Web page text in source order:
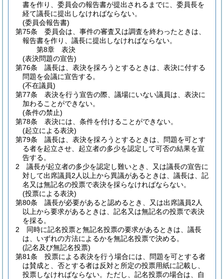
書を作り、委員会の報告書が提出されるまでに、委員長を
経て議長に提出しなければならない。
(委員会報告書)
第75条
委員会は、事件の審査又は調査を終わったときは、
報告書を作り、議長に提出しなければならない。
第8章
表決
(表決問題の宣告)
第76条
議長は、表決を採ろうとするときは、表決に付する
問題を会議に宣告する。
(不在議員)
第77条
表決を行う宣告の際、議場にいない議員は、表決に
加わることができない。
(条件の禁止)
第78条
表決には、条件を付けることができない。
(起立による表決)
第79条
議長は、表決を採ろうとするときは、問題を可とす
る者を起立させ、起立者の多少を認定して可否の結果を宣
告する。
2
議長が起立者の多少を認定し難いとき、又は議長の宣告に
対して出席議員2人以上から異議があるときは、議長は、記
名又は無記名の投票で表決を採らなければならない。
(投票による表決)
第80条
議長が必要があると認めるとき、又は出席議員2人
以上から要求があるときは、記名又は無記名の投票で表決
を採る。
2
同時に記名投票と無記名投票の要求があるときは、議長
は、いずれの方法によるかを無記名投票で決める。
(記名及び無記名投票)
第81条
投票による表決を行う場合には、問題を可とする者
は賛成と、否とする者は反対と所定の投票用紙に記載し、
投票しなければならない。 ただし、記名投票の場合は、自